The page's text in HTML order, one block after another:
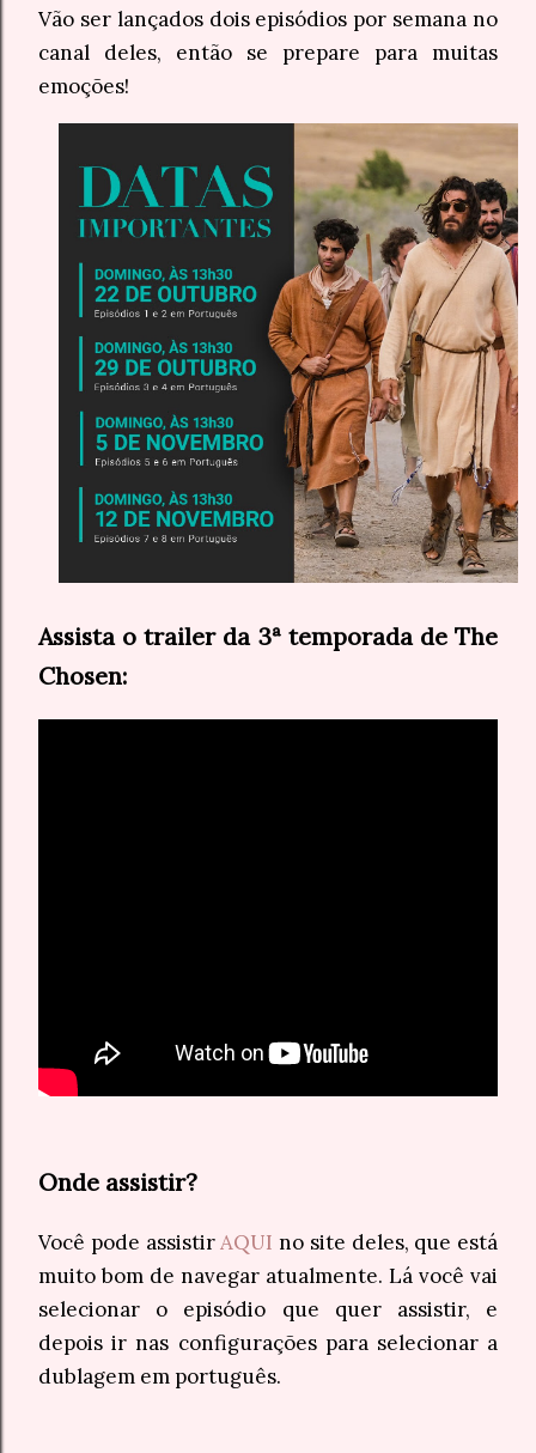
Vão ser lançados dois episódios por semana no
canal deles, então se prepare para muitas
emoções!
Assista o trailer da 3ª temporada de The
Chosen:
Onde assistir?
Você pode assistirAQUI no site deles, que está
muito bom de navegar atualmente. Lá você vai
selecionar o episódio que quer assistir, e
depois ir nas configurações para selecionar a
dublagem em português.